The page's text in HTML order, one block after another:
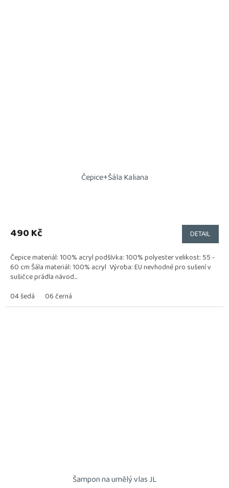
Čepice+Šála Kaliana
490 Kč DETAIL
Čepice materiál: 100% acryl podšívka: 100% polyester velikost: 55 -
60 cm Šála materiál: 100% acryl Výroba: EU nevhodné pro sušení v
sušičce prádla návod...
04 šedá
06 černá
Šampon na umělý vlas JL